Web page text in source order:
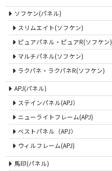
ソフケン(パネル)
スリムエイト(ソフケン)
ピュアパネル・ピュアR(ソフケン)
マルチパネル(ソフケン)
ラクパネ・ラクパネR(ソフケン)
APJ(パネル)
ステインパネル(APJ）
ニューライトフレーム(APJ)
ベストパネル（APJ）
ウィルフレーム(APJ)
馬印(パネル)